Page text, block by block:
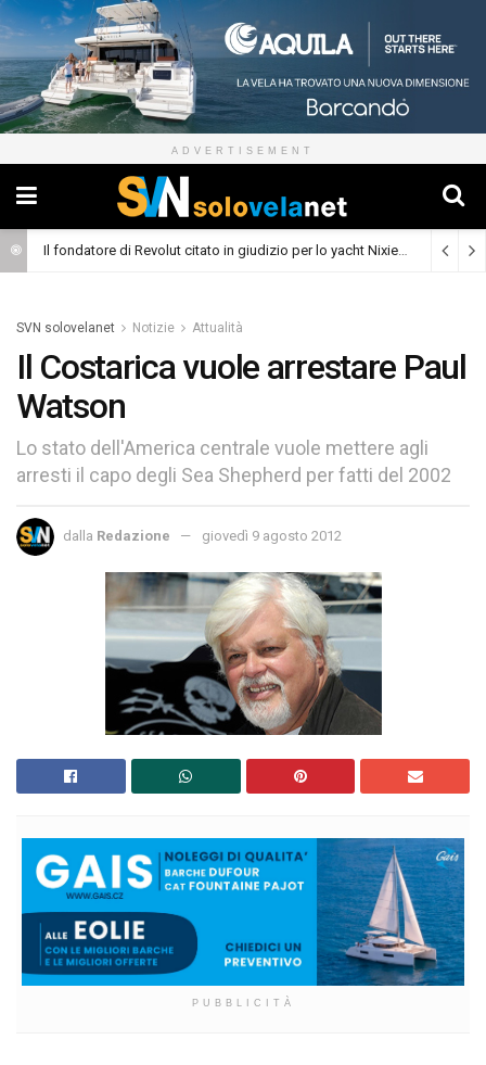
ADVERTISEMENT
Il fondatore di Revolut citato in giudizio per lo yacht Nixie (Cronaca)
SVN solovelanet Notizie Attualità
Il Costarica vuole arrestare Paul
Watson
Lo stato dell'America centrale vuole mettere agli
arresti il capo degli Sea Shepherd per fatti del 2002
dalla Redazione giovedì 9 agosto 2012
PUBBLICITÀ